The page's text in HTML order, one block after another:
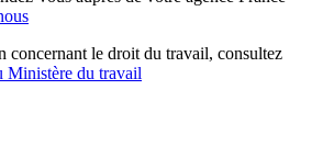
concernant le droit du travail, consultez
Ministère du travail